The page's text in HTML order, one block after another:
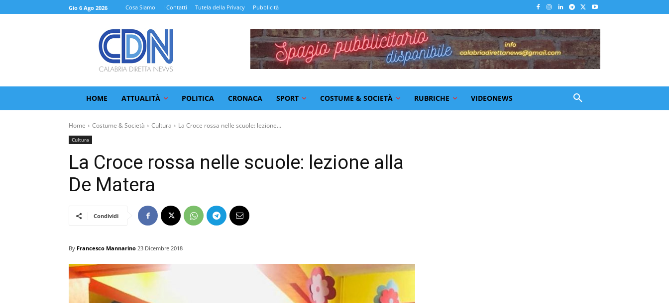
Gio 6 Ago 2026 Cosa Siamo I Contatti Tutela della Privacy Pubblicità
HOME ATTUALITÀ POLITICA CRONACA SPORT COSTUME & SOCIETÀ RUBRICHE VIDEONEWS
Home Costume & Società Cultura La Croce rossa nelle scuole: lezione...
Cultura
La Croce rossa nelle scuole: lezione alla
De Matera
Condividi
By Francesco Mannarino 23 Dicembre 2018